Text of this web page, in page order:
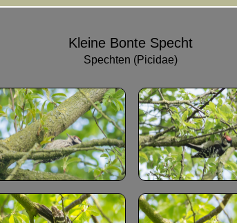
Kleine Bonte Specht
Spechten (Picidae)